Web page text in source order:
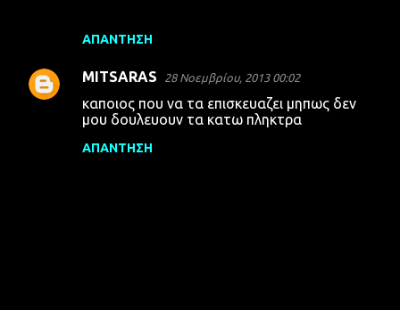
ΑΠΆΝΤΗΣΗ
MITSARAS 28 Νοεμβρίου, 2013 00:02
καποιος που να τα επισκευαζει μηπως δεν
μου δουλευουν τα κατω πληκτρα
ΑΠΆΝΤΗΣΗ